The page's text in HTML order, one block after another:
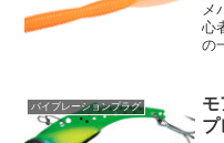
メ
心
の
で
つ
バイブレーションプラグ
モ
プ